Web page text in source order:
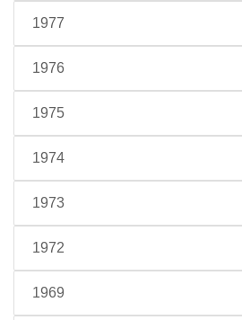
1977
1976
1975
1974
1973
1972
1969